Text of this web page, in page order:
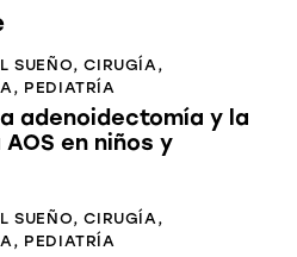
SUEÑO,CIRUGÍA ,
, PEDIATRÍA
adenoidectomía y la
en niños y
SUEÑO,CIRUGÍA,
, PEDIATRÍA